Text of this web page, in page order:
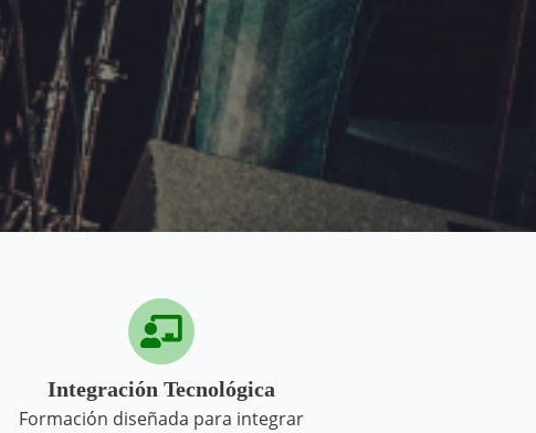
Integración Tecnológica
Formación diseñada para integrar